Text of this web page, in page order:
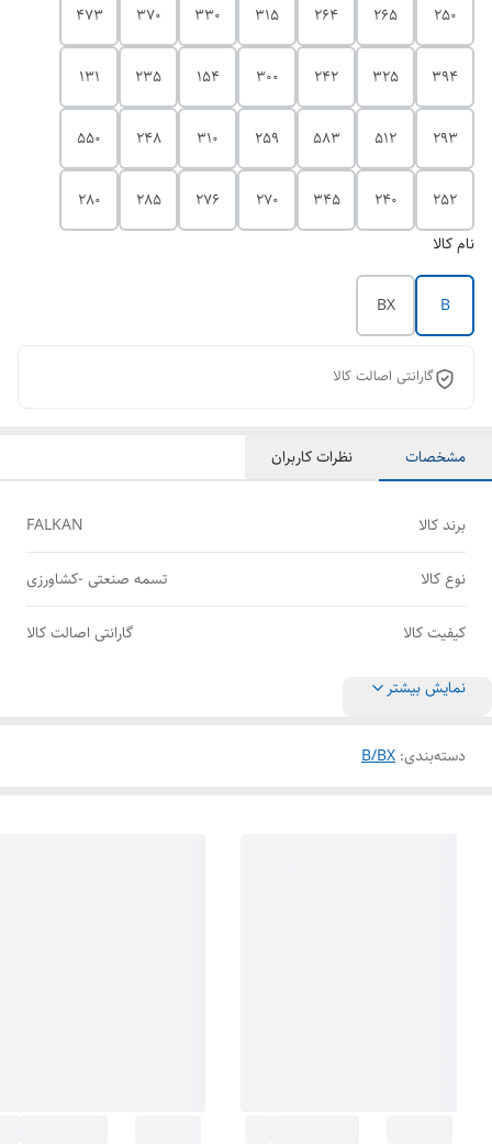
250
265
264
315
330
370
473
394
325
242
300
154
235
131
293
512
583
259
310
248
550
252
240
345
270
276
285
280
نام کالا
B
BX
گارانتی اصالت کالا
مشخصات نظرات کاربران
برند کالا FALKAN
نوع کالا تسمه صنعتی -کشاورزی
کیفیت کالا گارانتی اصالت کالا
نمایش بیشتر
دسته‌بندی:
B/BX